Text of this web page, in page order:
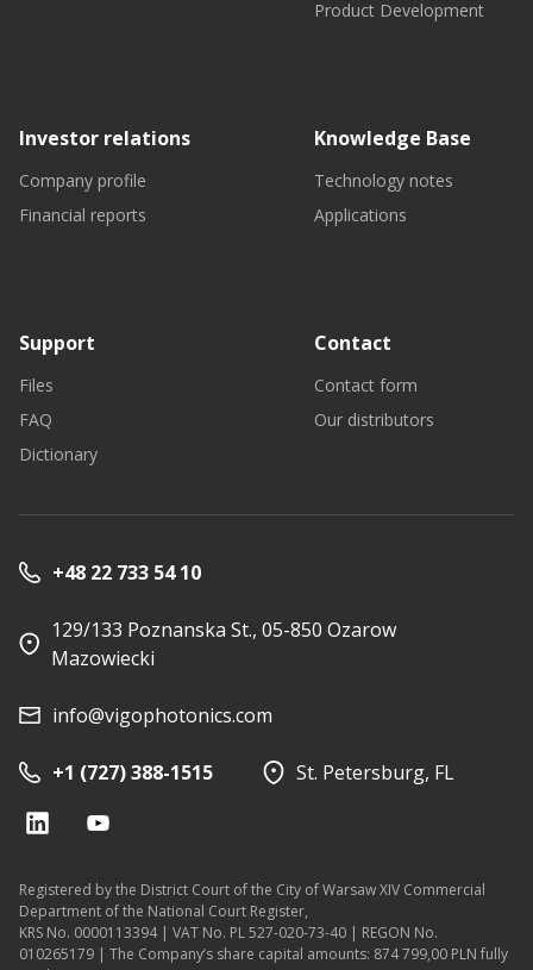
Product Development
Investor relations
Company profile
Financial reports
Knowledge Base
Technology notes
Applications
Support
Files
FAQ
Dictionary
Contact
Contact form
Our distributors
+48 22 733 54 10
129/133 Poznanska St., 05-850 Ozarow
Mazowiecki
info@vigophotonics.com
+1 (727) 388-1515 St. Petersburg, FL
Registered by the District Court of the City of Warsaw XIV Commercial
Department of the National Court Register,
KRS No. 0000113394 | VAT No. PL 527-020-73-40 | REGON No.
010265179 | The Company’s share capital amounts: 874 799,00 PLN fully